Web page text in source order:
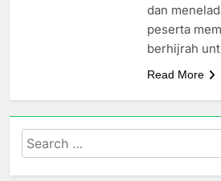
dan
peserta
berhijrah
Read More
Search
for: